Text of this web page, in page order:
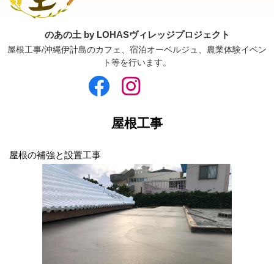
のあの土 by LOHASヴィレッジプロジェクト
屋根工事/沖縄伊計島のカフェ、宿泊オーベルジュ、農業体験イベン
ト等を行います。
屋根工事
屋根の補強と設置工事